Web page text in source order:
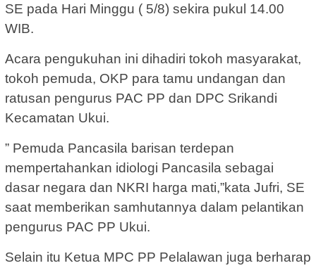
SE pada Hari Minggu ( 5/8) sekira pukul 14.00
WIB.
Acara pengukuhan ini dihadiri tokoh masyarakat,
tokoh pemuda, OKP para tamu undangan dan
ratusan pengurus PAC PP dan DPC Srikandi
Kecamatan Ukui.
” Pemuda Pancasila barisan terdepan
mempertahankan idiologi Pancasila sebagai
dasar negara dan NKRI harga mati,”kata Jufri, SE
saat memberikan samhutannya dalam pelantikan
pengurus PAC PP Ukui.
Selain itu Ketua MPC PP Pelalawan juga berharap